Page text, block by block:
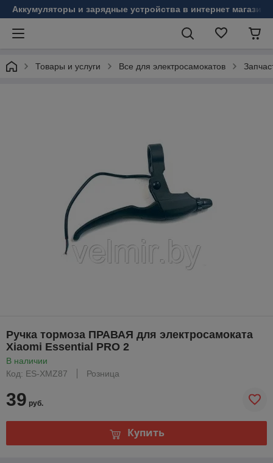
Аккумуляторы и зарядные устройства в интернет магазине
Товары и услуги Все для электросамокатов
Ручка тормоза ПРАВАЯ для электросамоката
Xiaomi Essential PRO 2
В наличии
Код: ES-XMZ87
Розница
39 руб.
Купить